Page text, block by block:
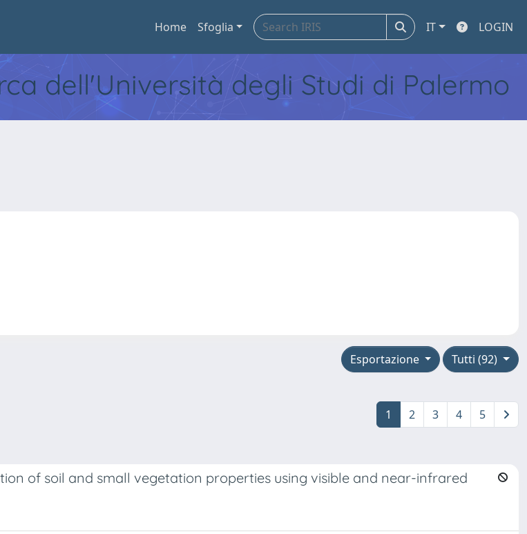
Home Sfoglia IT LOGIN
dell'Università degli Studi di Palermo
Tutti (92)
Esportazione
1 2 3 4 5
of soil and small vegetation properties using visible and near-infrared